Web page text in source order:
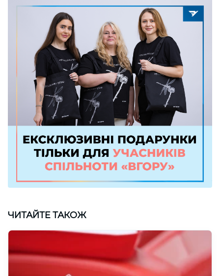
ЧИТАЙТЕ ТАКОЖ